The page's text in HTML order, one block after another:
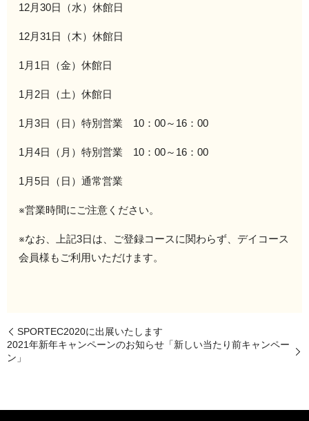
12月30日（水）休館日
12月31日（木）休館日
1月1日（金）休館日
1月2日（土）休館日
1月3日（日）特別営業 10：00～16：00
1月4日（月）特別営業 10：00～16：00
1月5日（日）通常営業
※営業時間にご注意ください。
※なお、上記3日は、ご登録コースに関わらず、デイコース
会員様もご利用いただけます。
SPORTEC2020に出展いたします
2021年新年キャンペーンのお知らせ「新しい当たり前キャンペー
ン」